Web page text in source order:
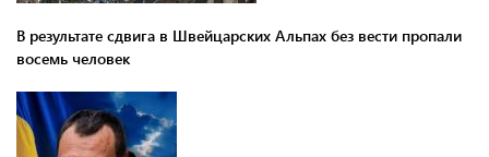
В результате сдвига в Швейцарских Альпах без вести пропали
восемь человек